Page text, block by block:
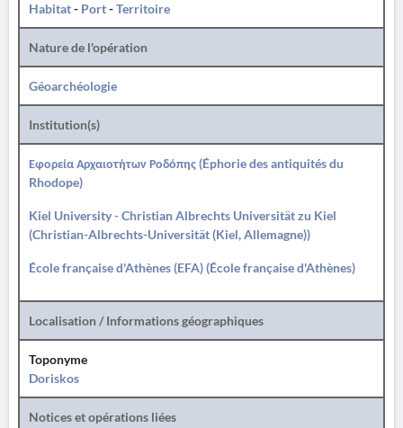
Habitat- Port-Territoire
Nature de l'opération
Géoarchéologie
Institution(s)
Εφορεία Αρχαιοτήτων Ροδόπης (Éphorie des antiquités du
Rhodope)
Kiel University - Christian Albrechts Universität zu Kiel
(Christian-Albrechts-Universität (Kiel, Allemagne))
École française d'Athènes (EFA) (École française d'Athènes)
Localisation / Informations géographiques
Toponyme
Doriskos
Notices et opérations liées